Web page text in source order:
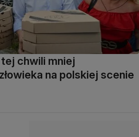
chwili mniej
na polskiej scenie